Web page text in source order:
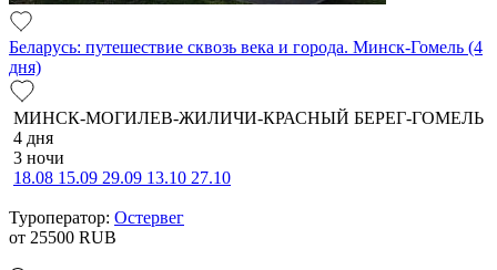
Беларусь: путешествие сквозь века и города. Минск-Гомель (4
дня)
МИНСК-МОГИЛЕВ-ЖИЛИЧИ-КРАСНЫЙ БЕРЕГ-ГОМЕЛЬ
4 дня
3 ночи
18.08 15.09 29.09 13.10 27.10
Туроператор: Остервег
от 25500 RUB